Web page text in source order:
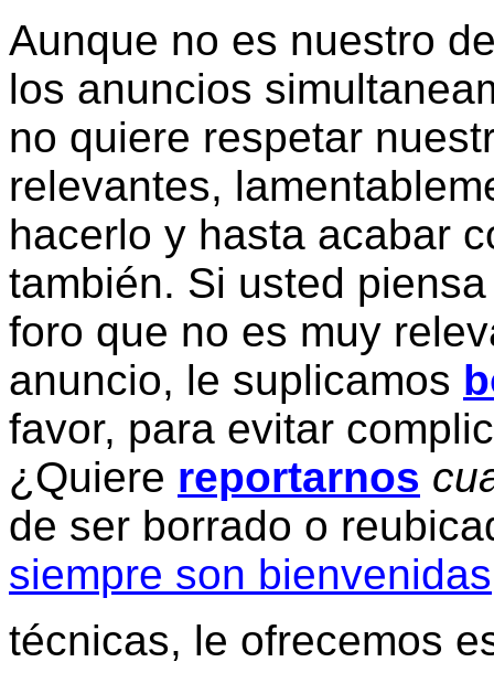
Aunque no es nuestro
los anuncios
no quiere respetar
relevantes,
hacerlo y hasta acabar
también. Si usted
foro que no es muy
anuncio, le suplicamos
favor, para evitar
¿Quiere reportarnos
de ser borrado o
siempre son bienvenidas
técnicas, le ofrecemos